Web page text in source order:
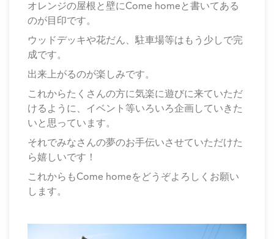
オレンジの屋根と壁にCome homeと書いてある
のが目印です。
ウッドデッキや花だん、駐車場等はもう少しで完
成です。
出来上がるのが楽しみです。
これからたくさんの方に気楽に遊びに来ていただ
けるように、イベント等いろいろ企画していきた
いと思っています。
それでみなさんの夢のお手伝いさせていただけた
ら嬉しいです！
これからもCome homeをどうぞよろしくお願い
します。